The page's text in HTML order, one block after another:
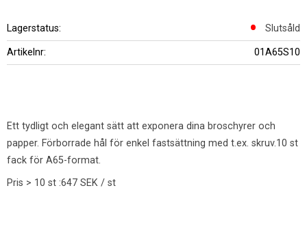
Lagerstatus Slutsåld
Artikelnr 01A65S10
Ett tydligt och elegant sätt att exponera dina broschyrer och
papper. Förborrade hål för enkel fastsättning med t.ex. skruv.10 st
fack för A65-format.
Pris > 10 st :647 SEK / st